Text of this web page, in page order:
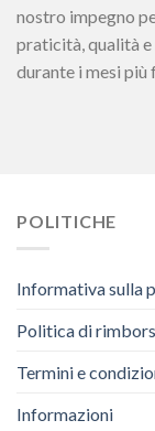
nostro impegno
praticità, qualità
durante i mesi più
POLITICHE
Informativa sulla
Politica di
Termini e
Informazioni